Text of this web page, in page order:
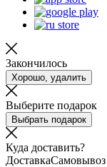
Закончилось
Хорошо, удалить
Выберите подарок
Выбрать подарок
Куда доставить?
ДоставкаСамовывоз